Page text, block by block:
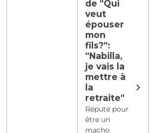
de "Qui
veut
épouser
mon
fils?":
"Nabilla,
je vais la
mettre à
la
retraite"
Réputé pour
être un
macho